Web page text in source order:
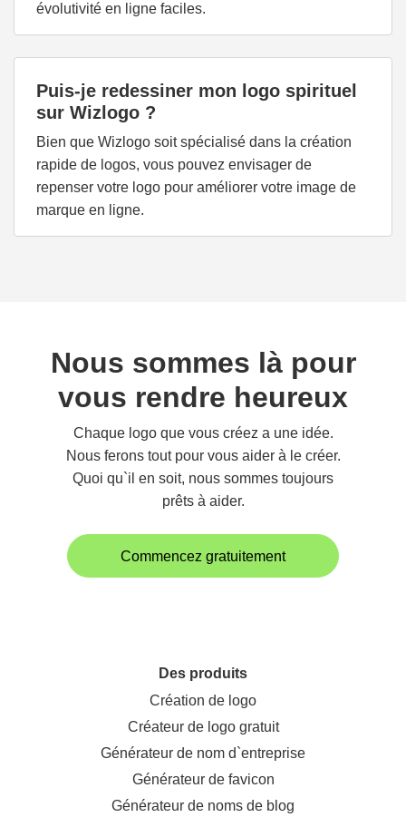
évolutivité en ligne faciles.
Puis-je redessiner mon logo spirituel
sur Wizlogo ?
Bien que Wizlogo soit spécialisé dans la création
rapide de logos, vous pouvez envisager de
repenser votre logo pour améliorer votre image de
marque en ligne.
Nous sommes là pour
vous rendre heureux
Chaque logo que vous créez a une idée.
Nous ferons tout pour vous aider à le créer.
Quoi qu`il en soit, nous sommes toujours
prêts à aider.
Commencez gratuitement
Des produits
Création de logo
Créateur de logo gratuit
Générateur de nom d`entreprise
Générateur de favicon
Générateur de noms de blog